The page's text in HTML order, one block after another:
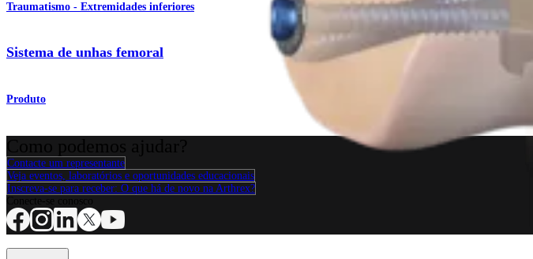
Traumatismo - Extremidades inferiores
Sistema de unhas femoral
Produto
Contacte um representante
Veja eventos, laboratórios e oportunidades educacionais
Inscreva-se para receber: O que há de novo na Arthrex?